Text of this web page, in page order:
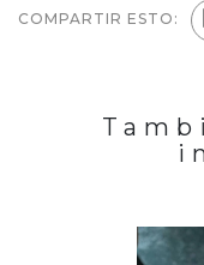
COMPARTIR ESTO: